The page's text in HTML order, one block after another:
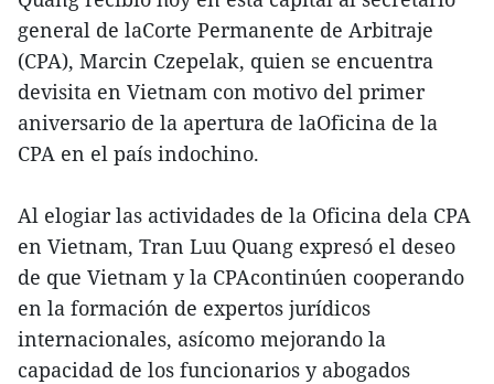
general de laCorte Permanente de Arbitraje
(CPA), Marcin Czepelak, quien se encuentra
devisita en Vietnam con motivo del primer
aniversario de la apertura de laOficina de la
CPA en el país indochino.
Al elogiar las actividades de la Oficina dela CPA
en Vietnam, Tran Luu Quang expresó el deseo
de que Vietnam y la CPAcontinúen cooperando
en la formación de expertos jurídicos
internacionales, asícomo mejorando la
capacidad de los funcionarios y abogados